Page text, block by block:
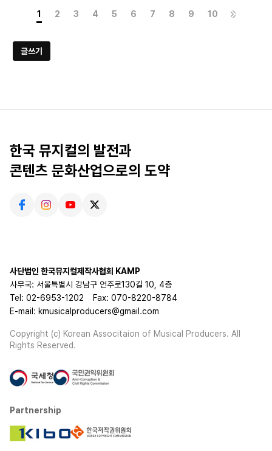
1 2 3 4 5 6 7 8 9 10
글쓰기
한국 뮤지컬의 발전과
콘텐츠 문화산업으로의 도약
사단법인 한국뮤지컬제작사협회 KAMP
사무국: 서울특별시 강남구 언주로130길 10, 4층
Tel: 02-6953-1202
Fax: 070-8220-8784
E-mail: kmusicalproducers@gmail.com
Copyright (c) Korean Associtaion of Musical Producers. All
Rights Reserved.
Partnership